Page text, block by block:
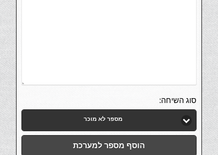
סוג השיחה:
מספר לא מוכר
הוסף מספר למערכת